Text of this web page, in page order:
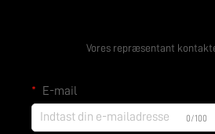
Vores repræsentant
E-mail
0/100